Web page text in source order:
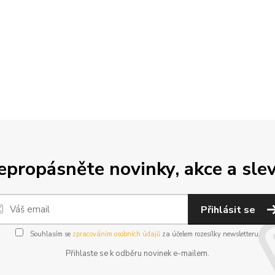
novinky, akce a
Přihlásit se
Souhlasím se zpracováním osobních údajůza účelem rozesílky newsletteru.
Přihlaste se k odběru novinek e-mailem.